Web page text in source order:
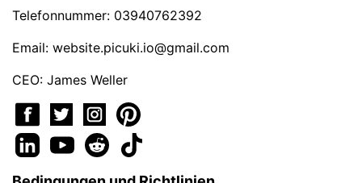
Telefonnummer: 03940762392
Email: website.picuki.io@gmail.com
CEO: James Weller